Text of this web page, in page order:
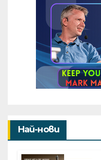
Най-нови